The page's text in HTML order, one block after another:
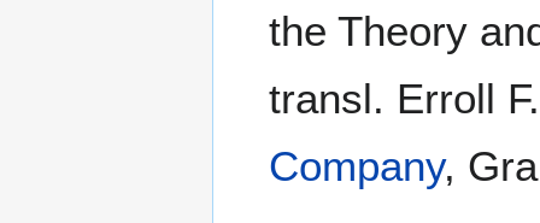
the Theory
transl. Erroll
Company,